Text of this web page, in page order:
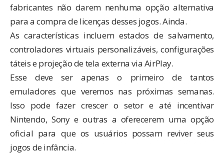
fabricantes não darem nenhuma opção alternativa
para a compra de licenças desses jogos. Ainda.
As características incluem estados de salvamento,
controladores virtuais personalizáveis, configurações
táteis e projeção de tela externa via AirPlay.
Esse deve ser apenas o primeiro de tantos
emuladores que veremos nas próximas semanas.
Isso pode fazer crescer o setor e até incentivar
Nintendo, Sony e outras a oferecerem uma opção
oficial para que os usuários possam reviver seus
jogos de infância.